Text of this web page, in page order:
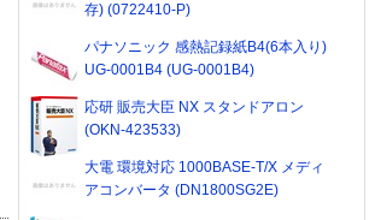
存) (0722410-P)
パナソニック 感熱記録紙B4(6本入り)
UG-0001B4 (UG-0001B4)
応研 販売大臣 NX スタンドアロン
(OKN-423533)
大電 環境対応 1000BASE-T/X メディ
アコンバータ (DN1800SG2E)